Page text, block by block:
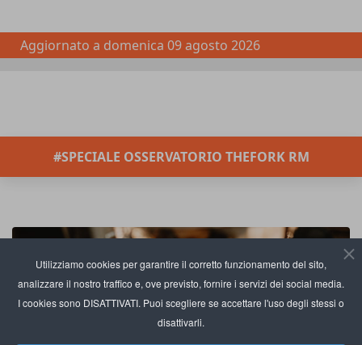
Utilizziamo cookies per garantire il corretto funzionamento del sito,
analizzare il nostro traffico e, ove previsto, fornire i servizi dei social media.
I cookies sono DISATTIVATI. Puoi scegliere se accettare l'uso degli stessi o
disattivarli.
Aggiornato a domenica 09 agosto 2026
#SPECIALE OSSERVATORIO THEFORK RM